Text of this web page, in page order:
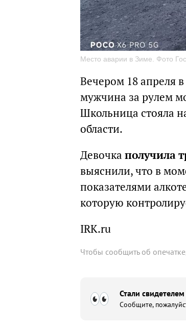
Место аварии в Зиме. Фото
Вечером 18 апреля
мужчина за рулем
Школьница стояла
области.
Девочка получила
выяснили, что в
показателями
которую
IRK.ru
Чтобы сообщить об
Стали
Сообщите,